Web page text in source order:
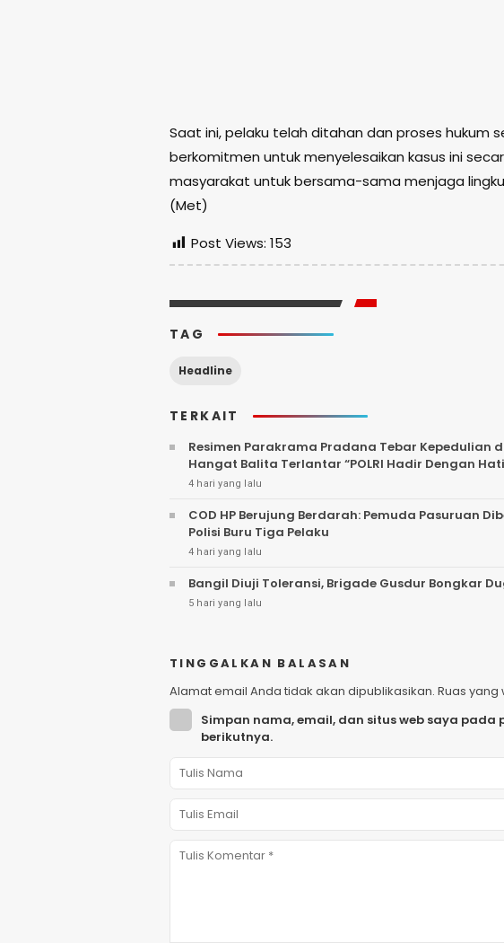
Saat ini, pelaku telah ditahan dan proses hukum
berkomitmen untuk menyelesaikan kasus ini
masyarakat untuk bersama-sama menjaga
(Met)
Post Views: 153
TAG
Headline
TERKAIT
Resimen Parakrama Pradana Tebar Kepedulian
Hangat Balita Terlantar “POLRI Hadir Dengan
4 hari yang lalu
COD HP Berujung Berdarah: Pemuda Pasuruan
Polisi Buru Tiga Pelaku
4 hari yang lalu
Bangil Diuji Toleransi, Brigade Gusdur Bongkar
5 hari yang lalu
TINGGALKAN BALASAN
Alamat email Anda tidak akan dipublikasikan. Ruas
Simpan nama, email, dan situs web saya
berikutnya.